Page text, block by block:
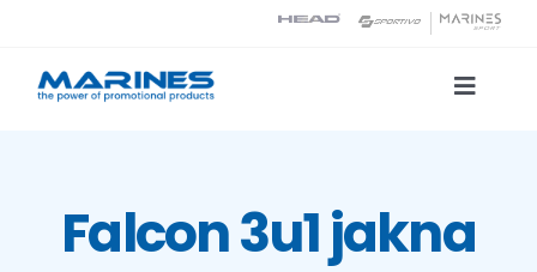
content
Toggle
Tehnologije tiska
Falcon 3u1 jakna